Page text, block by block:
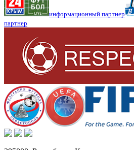
информационный партнер
партнер